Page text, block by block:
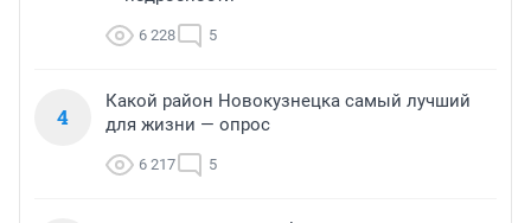
6 228 5
4
Какой район Новокузнецка самый лучший
для жизни — опрос
6 217 5